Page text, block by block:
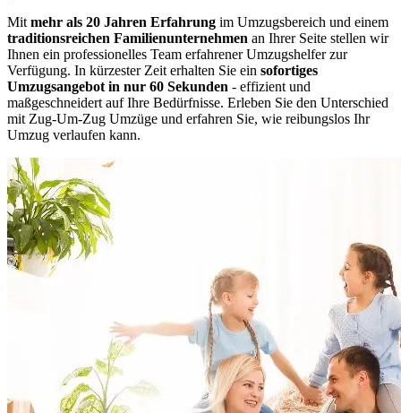
Mit mehr als 20 Jahren Erfahrung im Umzugsbereich und einem
traditionsreichen Familienunternehmen an Ihrer Seite stellen wir
Ihnen ein professionelles Team erfahrener Umzugshelfer zur
Verfügung. In kürzester Zeit erhalten Sie ein sofortiges
Umzugsangebot in nur 60 Sekunden - effizient und
maßgeschneidert auf Ihre Bedürfnisse. Erleben Sie den Unterschied
mit Zug-Um-Zug Umzüge und erfahren Sie, wie reibungslos Ihr
Umzug verlaufen kann.